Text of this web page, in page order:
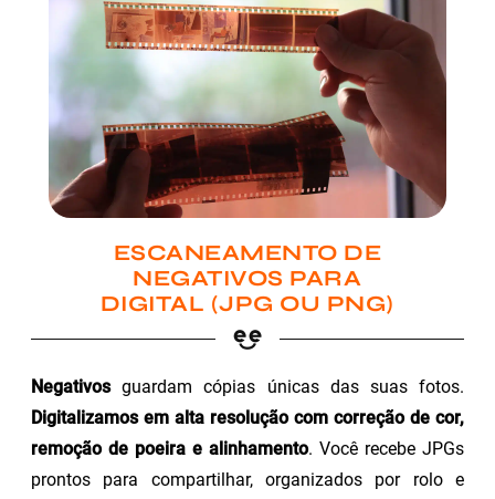
ESCANEAMENTO DE
NEGATIVOS PARA
DIGITAL (JPG OU PNG)
Negativosguardam cópias únicas das suas fotos.
Digitalizamos em alta resolução com correção de cor,
remoção de poeira e alinhamento. Você recebe JPGs
prontos para compartilhar, organizados por rolo e